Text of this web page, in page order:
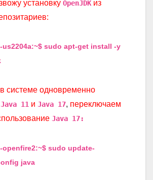
установку OpenJDK из
us2204a:~$ sudo apt-get install -y
системе одновременно
Java 11 и Java 17, переключаем
Java 17:
openfire2:~$ sudo update-
java